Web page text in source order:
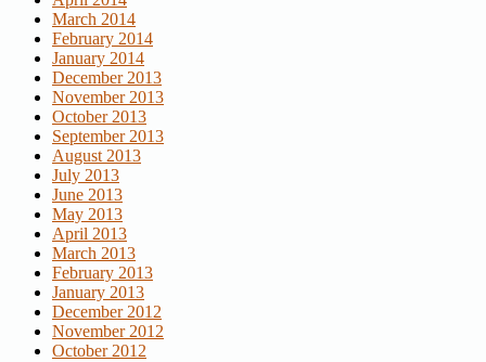
March 2014
February 2014
January 2014
December 2013
November 2013
October 2013
September 2013
August 2013
July 2013
June 2013
May 2013
April 2013
March 2013
February 2013
January 2013
December 2012
November 2012
October 2012